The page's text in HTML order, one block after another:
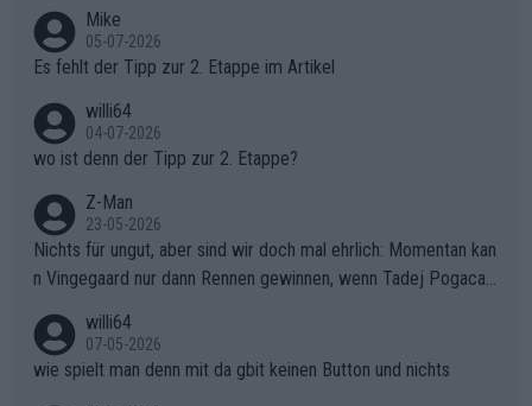
r die gehört nicht in dieses Medium!
Mike
05-07-2026
Es fehlt der Tipp zur 2. Etappe im Artikel
willi64
04-07-2026
wo ist denn der Tipp zur 2. Etappe?
Z-Man
23-05-2026
Nichts für ungut, aber sind wir doch mal ehrlich: Momentan kan
n Vingegaard nur dann Rennen gewinnen, wenn Tadej Pogacar
willi64
07-05-2026
wie spielt man denn mit da gbit keinen Button und nichts